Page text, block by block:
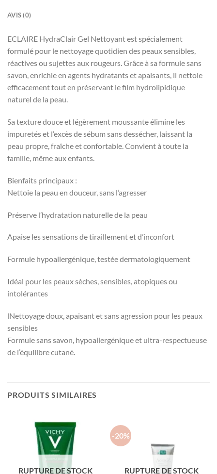
AVIS (0)
ECLAIRE HydraClair Gel Nettoyant est spécialement
formulé pour le nettoyage quotidien des peaux sensibles,
réactives ou sujettes aux rougeurs. Grâce à sa formule sans
savon, enrichie en agents hydratants et apaisants, il nettoie
efficacement tout en préservant le film hydrolipidique
naturel de la peau.
Sa texture douce et légèrement moussante élimine les
impuretés et l’excès de sébum sans dessécher, laissant la
peau propre, fraîche et confortable. Convient à toute la
famille, même aux enfants.
Bienfaits principaux :
Nettoie la peau en douceur, sans l’agresser
Préserve l’hydratation naturelle de la peau
Apaise les sensations de tiraillement et d’inconfort
Formule hypoallergénique, testée dermatologiquement
Idéal pour les peaux sèches, sensibles, atopiques ou
intolérantes
lNettoyage doux, apaisant et sans agression pour les peaux
sensibles
Formule sans savon, hypoallergénique et ultra-respectueuse
de l’équilibre cutané.
PRODUITS SIMILAIRES
RUPTURE DE STOCK
-20%
RUPTURE DE STOCK